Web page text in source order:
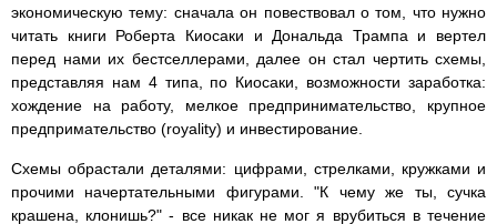
экономическую тему: сначала он повествовал о том, что нужно
читать книги Роберта Киосаки и Дональда Трампа и вертел
перед нами их бестселлерами, далее он стал чертить схемы,
представляя нам 4 типа, по Киосаки, возможности заработка:
хождение на работу, мелкое предпринимательство, крупное
предпримательство (royality) и инвестирование.
Схемы обрастали деталями: цифрами, стрелками, кружками и
прочими начертательными фигурами. "К чему же ты, сучка
крашена, клонишь?" - все никак не мог я врубиться в течение